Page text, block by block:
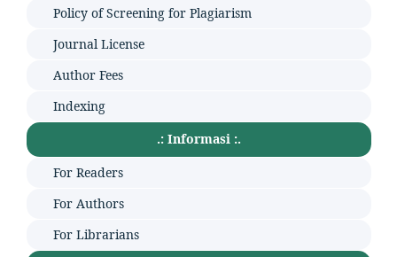
Policy of Screening for Plagiarism
Journal License
Author Fees
Indexing
.: Informasi :.
For Readers
For Authors
For Librarians